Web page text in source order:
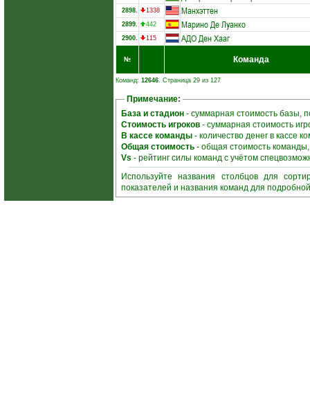
2898. 1338 Манхэттен
2899. 442 Марино Де Луанко
2900. 115 АДО Ден Хааг
№ Команда
Команд: 12646. Страница 29 из 127
Примечание:
База и стадион - суммарная стоимость базы,
Стоимость игроков - суммарная стоимость
В кассе команды - количество денег в кассе
Общая стоимость - общая стоимость
Vs - рейтинг силы команд с учётом
Используйте названия столбцов для
показателей и названия команд для